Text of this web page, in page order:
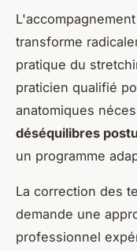
transforme
pratique du
praticien qualifié
anatomiques
déséquilibres
un programme
La correction des
demande une
professionnel